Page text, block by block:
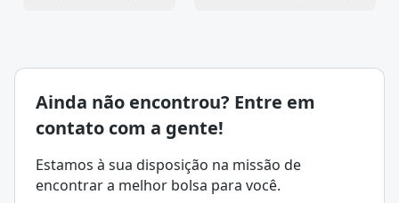
Ainda não encontrou? Entre em
contato com a gente!
Estamos à sua disposição na missão de
encontrar a melhor bolsa para você.